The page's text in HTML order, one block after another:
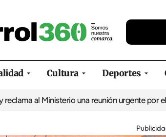
Cultura Deportes
Ministerio una reunión urgente por el tren El